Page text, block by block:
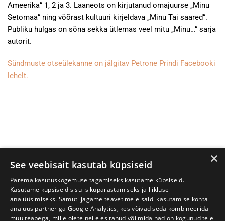
Ameerika“ 1, 2 ja 3. Laaneots on kirjutanud omajuurse „Minu
Setomaa“ ning võõrast kultuuri kirjeldava „Minu Tai saared“.
Publiku hulgas on sõna sekka ütlemas veel mitu „Minu…“ sarja
autorit.
Sündmuste otseülekanne on jälgitav Petrone Prindi Facebooki
lehelt.
×
See veebisait kasutab küpsiseid
Parema kasutuskogemuse tagamiseks kasutame küpsiseid.
Kasutame küpsiseid sisu isikupärastamiseks ja liikluse
analüüsimiseks. Samuti jagame teavet meie saidi kasutamise kohta
analüüsipartneriga Google Analytics, kes võivad seda kombineerida
muu teabega, mille olete neile esitanud või mida nad on kogunud teie